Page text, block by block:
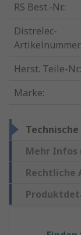
RS Best.-Nr.:
Distrelec-
Artikelnummer
Herst. Teile-Nr.:
Marke:
Mehr Infos
Rechtliche